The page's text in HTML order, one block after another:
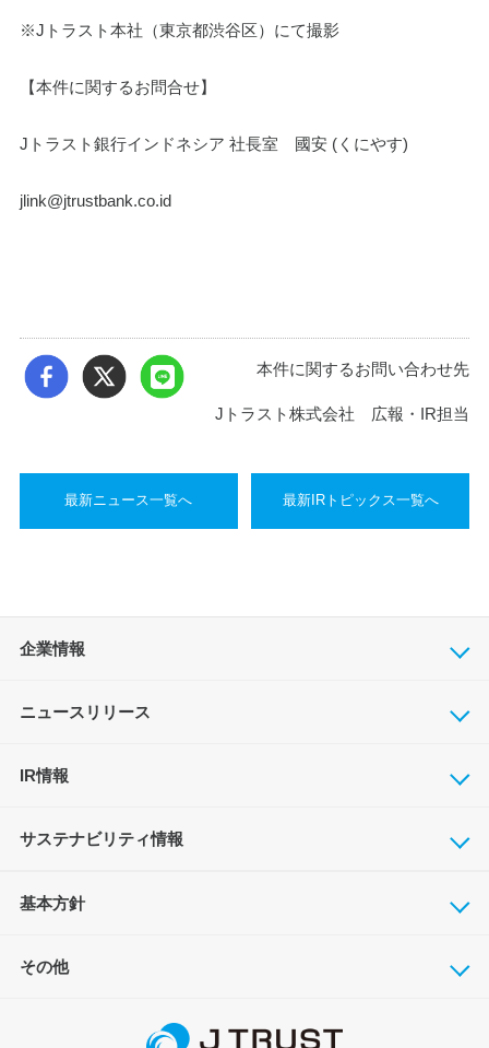
※Jトラスト本社（東京都渋谷区）にて撮影
【本件に関するお問合せ】
Jトラスト銀行インドネシア 社長室　國安 (くにやす)
jlink@jtrustbank.co.id
本件に関するお問い合わせ先
Jトラスト株式会社 広報・IR担当
最新ニュース一覧へ 最新IRトピックス一覧へ
企業情報
ニュースリリース
IR情報
サステナビリティ情報
基本方針
その他